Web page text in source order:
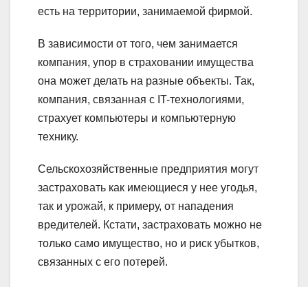
есть на территории, занимаемой фирмой.
В зависимости от того, чем занимается
компания, упор в страховании имущества
она может делать на разные объекты. Так,
компания, связанная с IT-технологиями,
страхует компьютеры и компьютерную
технику.
Сельскохозяйственные предприятия могут
застраховать как имеющиеся у нее угодья,
так и урожай, к примеру, от нападения
вредителей. Кстати, застраховать можно не
только само имущество, но и риск убытков,
связанных с его потерей.